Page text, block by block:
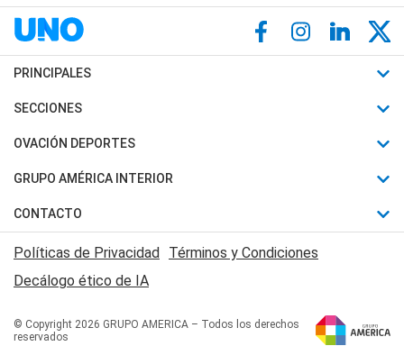
PRINCIPALES
Últimas Noticias
Política
Judiciales
Economia
SECCIONES
Horóscopo
Motores
Trucos caseros
Series y Películas
Edictos y Solicitadas
OVACIÓN DEPORTES
Fútbol
Mundial
Automovilismo
Rugby
Básquet
GRUPO AMÉRICA INTERIOR
Canal 7 en Vivo
San Juan 8
CONTACTO
Acerca de Nosotros
Contactanos
Políticas de Privacidad Términos y Condiciones
Decálogo ético de IA
© Copyright 2026 GRUPO AMERICA – Todos los derechos
reservados